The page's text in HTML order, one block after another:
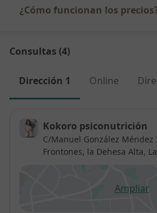
¿Cómo funcionan los
Consultas (4)
Dirección 1 Online
Kokoro psiconutrición
C/Manuel González Méndez
Frontones, la Dehesa Alta,
Ampliar
se